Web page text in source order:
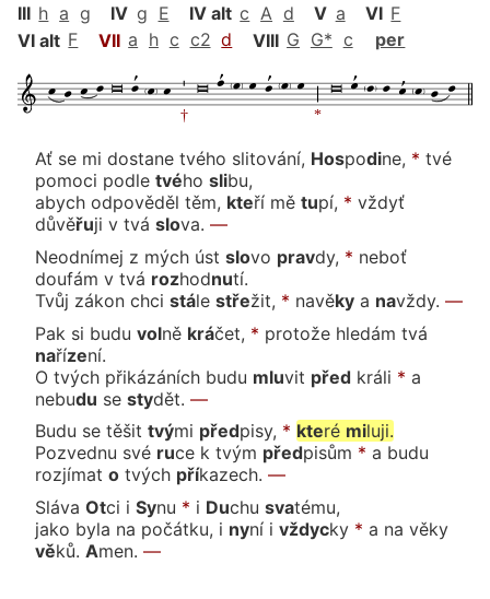
III h a g IV g E IV alt c A d V a VI F
VI alt F VII a h c c2 d VIII G G* c per
Ať se mi dostane tvého slitování, Hospodine, * tvé
pomoci podle tvého slibu,
abych odpověděl těm, kteří mě tupí, * vždyť
důvěřuji v tvá slova. —
Neodnímej z mých úst slovo pravdy, * neboť
doufám v tvá rozhodnutí.
Tvůj zákon chci stále střežit, * navěky a navždy. —
Pak si budu volně kráčet, * protože hledám tvá
nařízení.
O tvých přikázáních budu mluvit před králi * a
nebudu se stydět. —
Budu se těšit tvými předpisy, * které miluji.
Pozvednu své ruce k tvým předpisům * a budu
rozjímat o tvých příkazech. —
Sláva Otci i Synu * i Duchu svatému,
jako byla na počátku, i nyní i vždycky * a na věky
věků. Amen. —